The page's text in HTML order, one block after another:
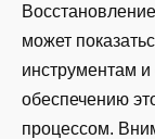
может
инструментам
обеспечению
процессом.